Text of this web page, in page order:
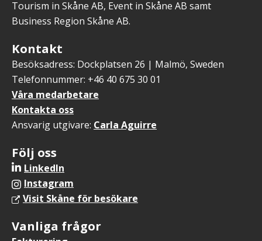
Tourism in Skåne AB, Event in Skåne AB samt
Business Region Skåne AB.
Kontakt
Besöksadress: Dockplatsen 26 | Malmö, Sweden
Telefonnummer: +46 40 675 30 01
Våra medarbetare
Kontakta oss
Ansvarig utgivare: Carla Aguirre
Följ oss
LinkedIn
Instagram
Visit Skåne för besökare
Vanliga frågor